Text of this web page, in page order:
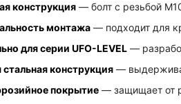
конструкция — болт с резьбой
монтажа — подходит для
для серии UFO-LEVEL —
конструкция —
покрытие — защищает от